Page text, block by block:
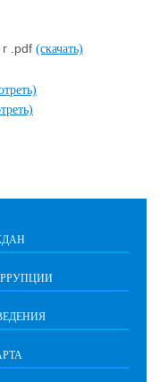
.pdf (скачать)